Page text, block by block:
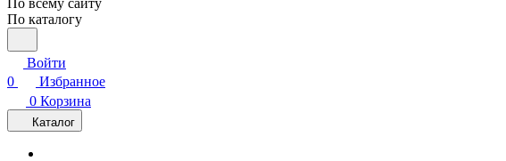
По всему сайту
По каталогу
Войти
0
Избранное
0 Корзина
Каталог